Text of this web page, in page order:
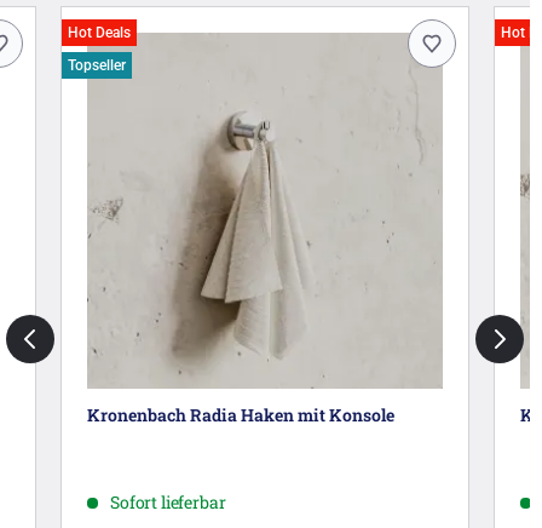
Hot Deals
Topseller
Kronenbach Radia Haken mit Konsole
Sofort lieferbar
Hot